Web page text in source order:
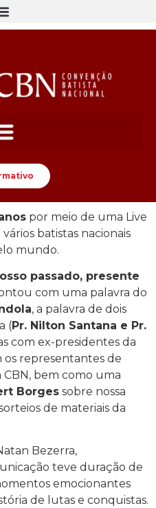
por meio de uma Live
batistas nacionais
mundo.
passado, presente
com uma palavra do
, a palavra de dois
(Pr. Nilton Santana e Pr.
com ex-presidentes da
os representantes de
bem como uma
Borges sobre nossa
de materiais da
Bezerra,
teve duração de
emocionantes
de lutas e conquistas.